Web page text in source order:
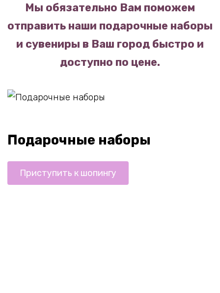
Мы обязательно Вам поможем
отправить наши подарочные наборы
и сувениры в Ваш город быстро и
доступно по цене.
Подарочные наборы
Приступить к шопингу